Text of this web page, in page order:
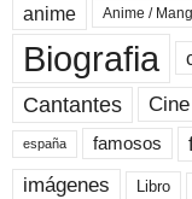
anime Anime /
Biografia
Cantantes Cine
españa famosos
imágenes Libro